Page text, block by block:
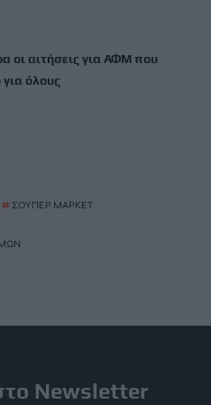
οι αιτήσεις για ΑΦΜ που
για όλους
# ΣΟΥΠΕΡ ΜΑΡΚΕΤ
Newsletter